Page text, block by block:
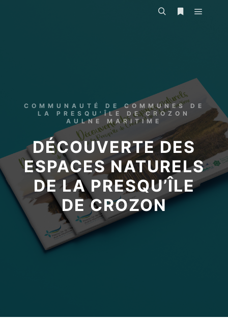
COMMUNAUTÉ DE COMMUNES DE
LA PRESQU'ÎLE DE CROZON
AULNE MARITIME
DÉCOUVERTE DES
ESPACES NATURELS
DE LA PRESQU’ÎLE
DE CROZON